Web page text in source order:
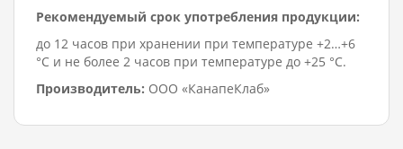
Рекомендуемый срок употребления продукции:
до 12 часов при хранении при температуре +2…+6
°C и не более 2 часов при температуре до +25 °C.
Производитель: ООО «КанапеКлаб»